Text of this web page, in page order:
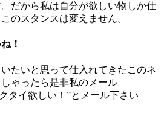
だから私は自分が欲しい物しか仕
のスタンスは変えません。
！
たいと思って仕入れてきたこのネ
ゃったら是非私のメール
タイ欲しい！”とメール下さい